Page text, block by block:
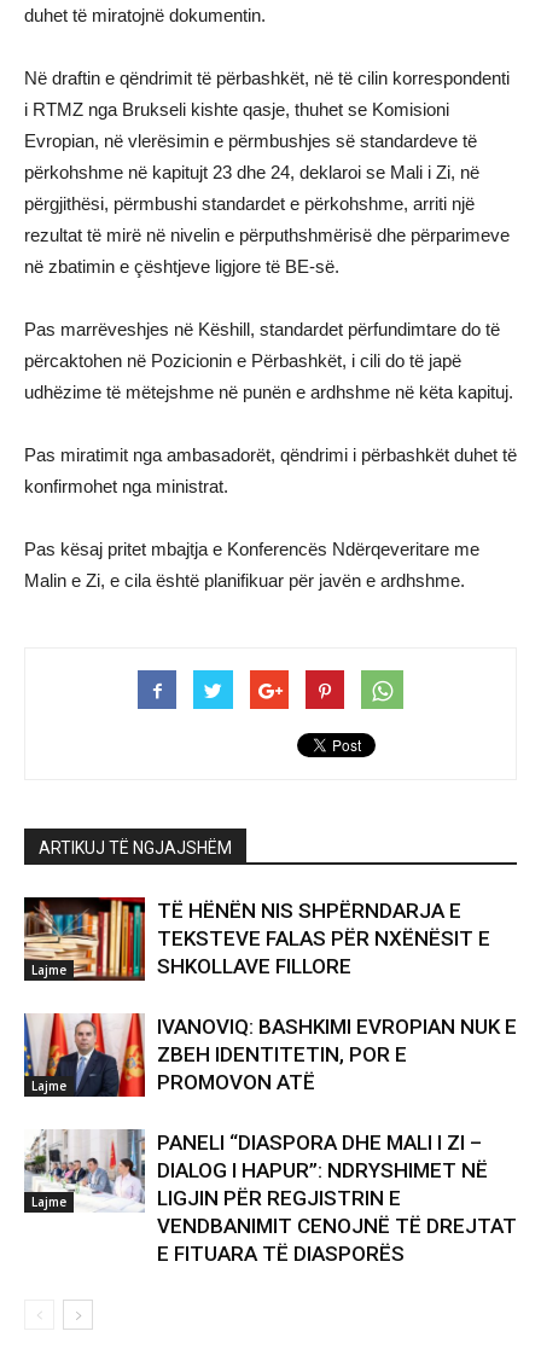
duhet të miratojnë dokumentin.
Në draftin e qëndrimit të përbashkët, në të cilin korrespondenti
i RTMZ nga Brukseli kishte qasje, thuhet se Komisioni
Evropian, në vlerësimin e përmbushjes së standardeve të
përkohshme në kapitujt 23 dhe 24, deklaroi se Mali i Zi, në
përgjithësi, përmbushi standardet e përkohshme, arriti një
rezultat të mirë në nivelin e përputhshmërisë dhe përparimeve
në zbatimin e çështjeve ligjore të BE-së.
Pas marrëveshjes në Këshill, standardet përfundimtare do të
përcaktohen në Pozicionin e Përbashkët, i cili do të japë
udhëzime të mëtejshme në punën e ardhshme në këta kapituj.
Pas miratimit nga ambasadorët, qëndrimi i përbashkët duhet të
konfirmohet nga ministrat.
Pas kësaj pritet mbajtja e Konferencës Ndërqeveritare me
Malin e Zi, e cila është planifikuar për javën e ardhshme.
ARTIKUJ TË NGJAJSHËM
Lajme
TË HËNËN NIS SHPËRNDARJA E
TEKSTEVE FALAS PËR NXËNËSIT E
SHKOLLAVE FILLORE
Lajme
IVANOVIQ: BASHKIMI EVROPIAN NUK E
ZBEH IDENTITETIN, POR E
PROMOVON ATË
Lajme
PANELI “DIASPORA DHE MALI I ZI –
DIALOG I HAPUR”: NDRYSHIMET NË
LIGJIN PËR REGJISTRIN E
VENDBANIMIT CENOJNË TË DREJTAT
E FITUARA TË DIASPORËS